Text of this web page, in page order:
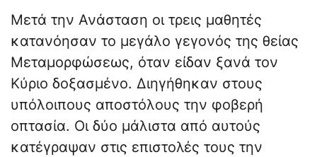
Μετά την Ανάσταση οι τρεις μαθητές
κατανόησαν το μεγάλο γεγονός της θείας
Μεταμορφώσεως, όταν είδαν ξανά τον
Κύριο δοξασμένο. Διηγήθηκαν στους
υπόλοιπους αποστόλους την φοβερή
οπτασία. Οι δύο μάλιστα από αυτούς
κατέγραψαν στις επιστολές τους την